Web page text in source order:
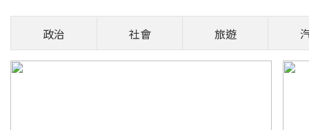
破364億元封王
今(2026)年前6月國銀累計稅前盈餘達
刷新歷年同期紀錄；其中
政治 社會 旅遊